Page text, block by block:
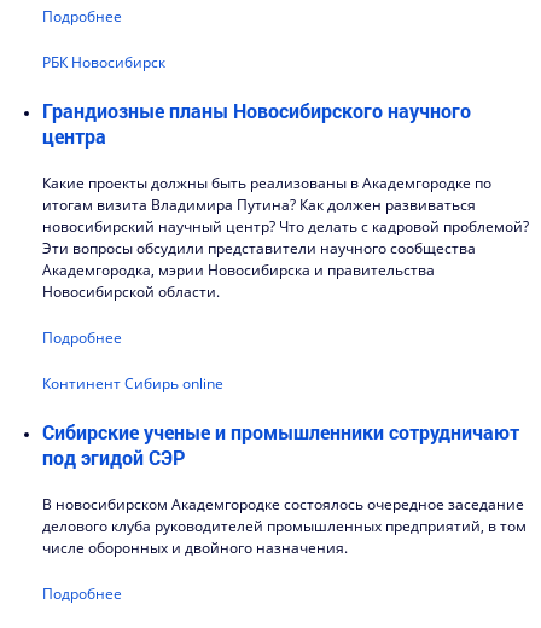
Подробнее
РБК Новосибирск
Грандиозные планы Новосибирского научного
центра
Какие проекты должны быть реализованы в Академгородке по
итогам визита Владимира Путина? Как должен развиваться
новосибирский научный центр? Что делать с кадровой проблемой?
Эти вопросы обсудили представители научного сообщества
Академгородка, мэрии Новосибирска и правительства
Новосибирской области.
Подробнее
Континент Сибирь online
Сибирские ученые и промышленники сотрудничают
под эгидой СЭР
В новосибирском Академгородке состоялось очередное заседание
делового клуба руководителей промышленных предприятий, в том
числе оборонных и двойного назначения.
Подробнее